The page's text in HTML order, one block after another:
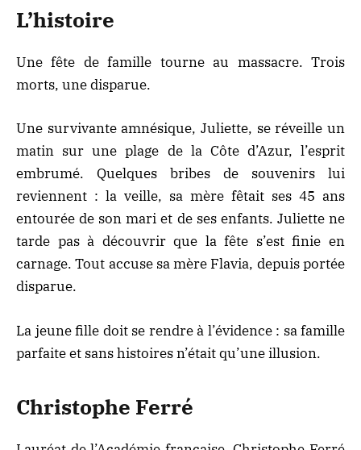
L’histoire
Une fête de famille tourne au massacre. Trois
morts, une disparue.
Une survivante amnésique, Juliette, se réveille un
matin sur une plage de la Côte d’Azur, l’esprit
embrumé. Quelques bribes de souvenirs lui
reviennent : la veille, sa mère fêtait ses 45 ans
entourée de son mari et de ses enfants. Juliette ne
tarde pas à découvrir que la fête s’est finie en
carnage. Tout accuse sa mère Flavia, depuis portée
disparue.
La jeune fille doit se rendre à l’évidence : sa famille
parfaite et sans histoires n’était qu’une illusion.
Christophe Ferré